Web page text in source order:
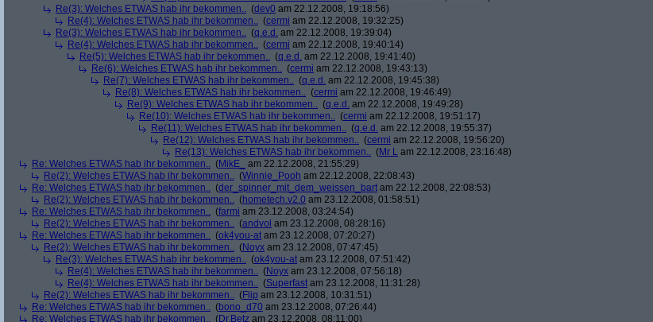
Re(3): Welches ETWAS hab ihr bekommen.. (dev0 am 22.12.2008, 19:18:56)
Re(4): Welches ETWAS hab ihr bekommen.. (cermi am 22.12.2008, 19:32:25)
Re(3): Welches ETWAS hab ihr bekommen.. (q.e.d. am 22.12.2008, 19:39:04)
Re(4): Welches ETWAS hab ihr bekommen.. (cermi am 22.12.2008, 19:40:14)
Re(5): Welches ETWAS hab ihr bekommen.. (q.e.d. am 22.12.2008, 19:41:40)
Re(6): Welches ETWAS hab ihr bekommen.. (cermi am 22.12.2008, 19:43:13)
Re(7): Welches ETWAS hab ihr bekommen.. (q.e.d. am 22.12.2008, 19:45:38)
Re(8): Welches ETWAS hab ihr bekommen.. (cermi am 22.12.2008, 19:46:49)
Re(9): Welches ETWAS hab ihr bekommen.. (q.e.d. am 22.12.2008, 19:49:28)
Re(10): Welches ETWAS hab ihr bekommen.. (cermi am 22.12.2008, 19:51:17)
Re(11): Welches ETWAS hab ihr bekommen.. (q.e.d. am 22.12.2008, 19:55:37)
Re(12): Welches ETWAS hab ihr bekommen.. (cermi am 22.12.2008, 19:56:20)
Re(13): Welches ETWAS hab ihr bekommen.. (Mr L am 22.12.2008, 23:16:48)
Re: Welches ETWAS hab ihr bekommen.. (MikE_
am 22.12.2008, 21:55:29)
Re(2): Welches ETWAS hab ihr bekommen.. (Winnie_Pooh am 22.12.2008, 22:08:43)
Re: Welches ETWAS hab ihr bekommen.. (der_spinner_mit_dem_weissen_bart am 22.12.2008, 22:08:53)
Re(2): Welches ETWAS hab ihr bekommen.. (hometech.v2.0 am 23.12.2008, 01:58:51)
Re: Welches ETWAS hab ihr bekommen.. (farmi am 23.12.2008, 03:24:54)
Re(2): Welches ETWAS hab ihr bekommen.. (andvol am 23.12.2008, 08:28:16)
Re: Welches ETWAS hab ihr bekommen.. (ok4you-at am 23.12.2008, 07:20:27)
Re(2): Welches ETWAS hab ihr bekommen.. (Noyx am 23.12.2008, 07:47:45)
Re(3): Welches ETWAS hab ihr bekommen.. (ok4you-at am 23.12.2008, 07:51:42)
Re(4): Welches ETWAS hab ihr bekommen.. (Noyx am 23.12.2008, 07:56:18)
Re(4): Welches ETWAS hab ihr bekommen.. (Superfast am 23.12.2008, 11:31:28)
Re(2): Welches ETWAS hab ihr bekommen.. (Flip am 23.12.2008, 10:31:51)
Re: Welches ETWAS hab ihr bekommen.. (bono_d70 am 23.12.2008, 07:26:44)
Re: Welches ETWAS hab ihr bekommen.. (Dr.Betz am 23.12.2008, 08:11:00)